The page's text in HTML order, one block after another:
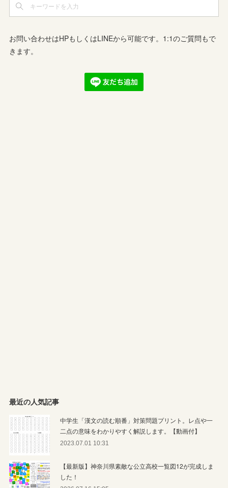
お問い合わせはHPもしくはLINEから可能です。1:1のご質問もで
きます。
最近の人気記事
中学生「漢文の読む順番」対策問題プリント。レ点や一
二点の意味をわかりやすく解説します。【動画付】
2023.07.01 10:31
【最新版】神奈川県素敵な公立高校一覧図12が完成しま
した！